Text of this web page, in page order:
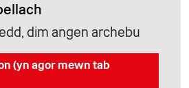
dim angen archebu
(yn agor mewn tab